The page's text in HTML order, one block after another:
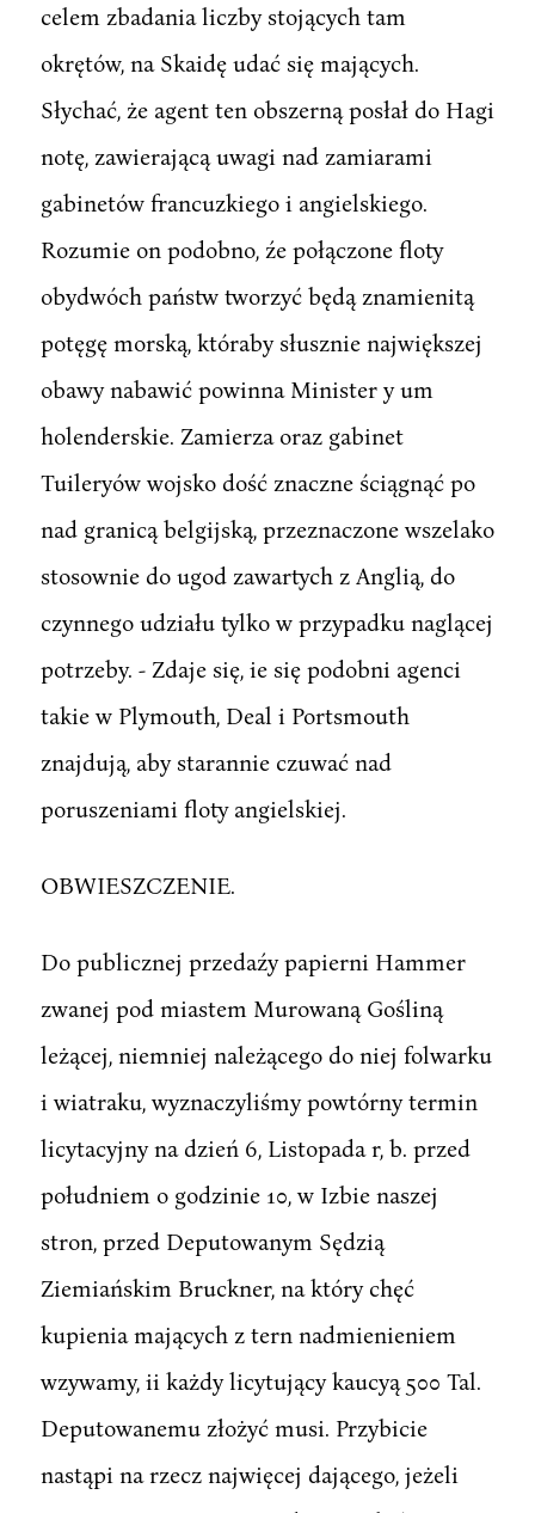
celem zbadania liczby stojących tam
okrętów, na Skaidę udać się mających.
Słychać, że agent ten obszerną posłał do Hagi
notę, zawierającą uwagi nad zamiarami
gabinetów francuzkiego i angielskiego.
Rozumie on podobno, źe połączone floty
obydwóch państw tworzyć będą znamienitą
potęgę morską, któraby słusznie największej
obawy nabawić powinna Minister y um
holenderskie. Zamierza oraz gabinet
Tuileryów wojsko dość znaczne ściągnąć po
nad granicą belgijską, przeznaczone wszelako
stosownie do ugod zawartych z Anglią, do
czynnego udziału tylko w przypadku naglącej
potrzeby. - Zdaje się, ie się podobni agenci
takie w Plymouth, Deal i Portsmouth
znajdują, aby starannie czuwać nad
poruszeniami floty angielskiej.
OBWIESZCZENIE.
Do publicznej przedaźy papierni Hammer
zwanej pod miastem Murowaną Gośliną
leżącej, niemniej należącego do niej folwarku
i wiatraku, wyznaczyliśmy powtórny termin
licytacyjny na dzień 6, Listopada r, b. przed
południem o godzinie 10, w Izbie naszej
stron, przed Deputowanym Sędzią
Ziemiańskim Bruckner, na który chęć
kupienia mających z tern nadmienieniem
wzywamy, ii każdy licytujący kaucyą 500 Tal.
Deputowanemu złożyć musi. Przybicie
nastąpi na rzecz najwięcej dającego, jeżeli